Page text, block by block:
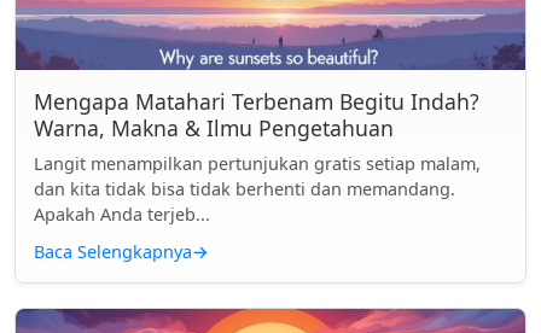
Mengapa Matahari Terbenam Begitu Indah?
Warna, Makna & Ilmu Pengetahuan
Langit menampilkan pertunjukan gratis setiap malam,
dan kita tidak bisa tidak berhenti dan memandang.
Apakah Anda terjeb...
Baca Selengkapnya→